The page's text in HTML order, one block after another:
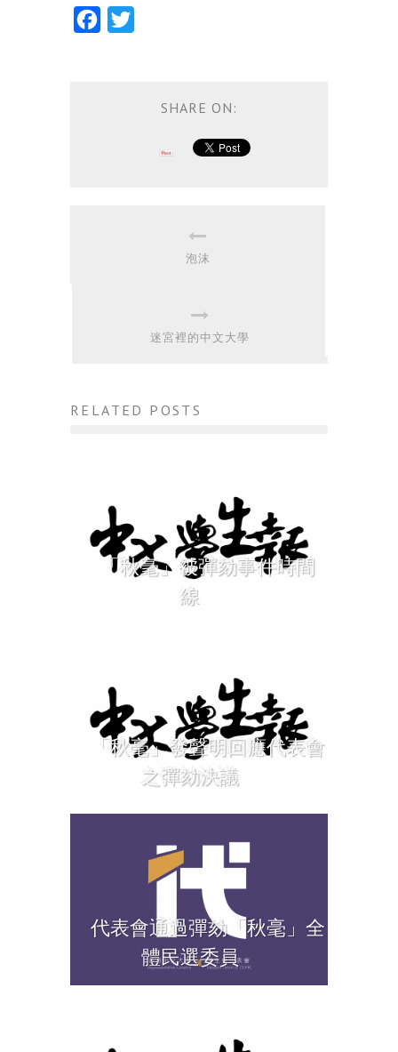
Facebook
SHARE ON:
泡沫
迷宮裡的中文大學
RELATED POSTS
「秋毫」被彈劾事件時間
線
「秋毫」發聲明回應代表會
之彈劾決議
代表會通過彈劾「秋毫」全
體民選委員